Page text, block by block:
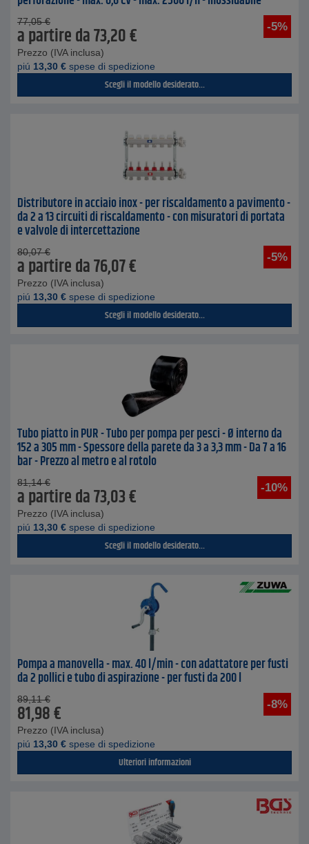
-5%
77,05 €
a partire da73,20€
Prezzo (IVA inclusa)
piú 13,30 € spese di spedizione
Scegli il modello desiderato...
Distributore in acciaio inox - per riscaldamento a pavimento -
da 2 a 13 circuiti di riscaldamento - con misuratori di portata
e valvole di intercettazione
-5%
80,07 €
a partire da76,07€
Prezzo (IVA inclusa)
piú 13,30 € spese di spedizione
Scegli il modello desiderato...
Tubo piatto in PUR - Tubo per pompa per pesci - Ø interno da
152 a 305 mm - Spessore della parete da 3 a 3,3 mm - Da 7 a 16
bar - Prezzo al metro e al rotolo
-10%
81,14 €
a partire da73,03€
Prezzo (IVA inclusa)
piú 13,30 € spese di spedizione
Scegli il modello desiderato...
Pompa a manovella - max. 40 l/min - con adattatore per fusti
da 2 pollici e tubo di aspirazione - per fusti da 200 l
-8%
89,11 €
81,98€
Prezzo (IVA inclusa)
piú 13,30 € spese di spedizione
Ulteriori informazioni